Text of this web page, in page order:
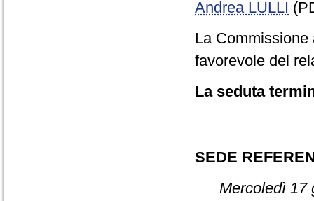
Andrea LULLI
La
favorevole del
La seduta
SEDE
Mercoledì 17